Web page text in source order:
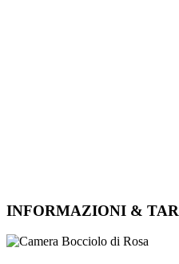
INFORMAZIONI &